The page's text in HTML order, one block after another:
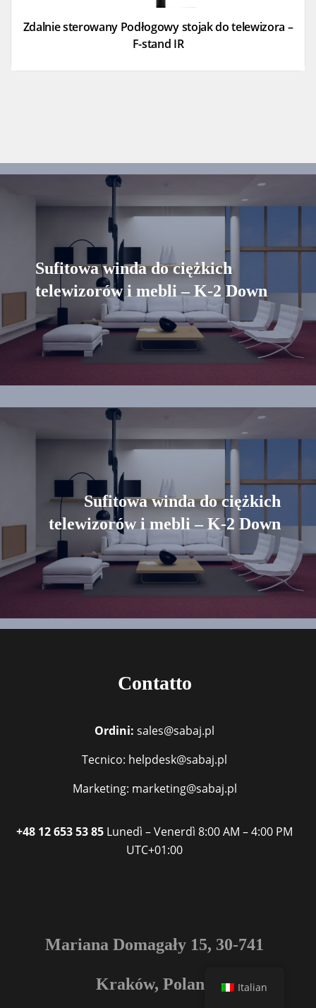
Zdalnie sterowany Podłogowy stojak do telewizora –
F-stand IR
Sufitowa winda do ciężkich
telewizorów i mebli – K-2 Down
Sufitowa winda do ciężkich
telewizorów i mebli – K-2 Down
Contatto
Ordini: sales@sabaj.pl
Tecnico: helpdesk@sabaj.pl
Marketing: marketing@sabaj.pl
+48 12 653 53 85 Lunedì – Venerdì 8:00 AM – 4:00 PM
UTC+01:00
Mariana Domagały 15, 30-741
Kraków, Poland Italian